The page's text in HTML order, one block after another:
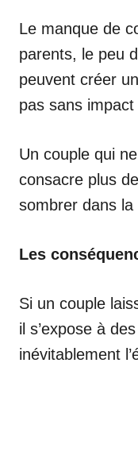
Le manque de
parents, le peu
peuvent créer
pas sans
Un couple qui
consacre plus
sombrer dans la
Les
Si un couple
il s’expose à
inévitablement